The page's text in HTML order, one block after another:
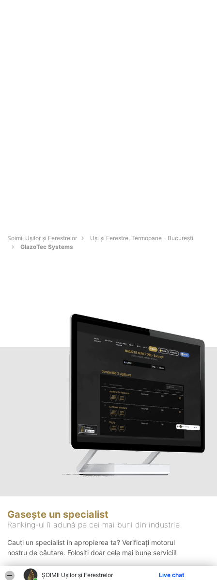
ȘOIMII Ușilor și Ferestrelor Live chat
Șoimii Ușilor și Ferestrelor
Uși și Ferestre, Termopane - Bucureşti
GlazoTec Systems
Gasește un specialist
Ranking-ul îi adună pe cei mai buni din industrie
Cauți un specialist in apropierea ta? Verificați motorul
nostru de căutare. Folosiți doar cele mai bune servicii!